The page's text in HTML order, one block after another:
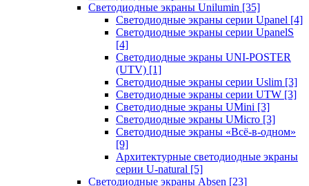
Светодиодные экраны Unilumin [35]
Светодиодные экраны серии Upanel [4]
Светодиодные экраны серии UpanelS
[4]
Светодиодные экраны UNI-POSTER
(UTV) [1]
Светодиодные экраны серии Uslim [3]
Светодиодные экраны серии UTW [3]
Светодиодные экраны UMini [3]
Светодиодные экраны UMicro [3]
Светодиодные экраны «Всё-в-одном»
[9]
Архитектурные светодиодные экраны
серии U-natural [5]
Светодиодные экраны Absen [23]